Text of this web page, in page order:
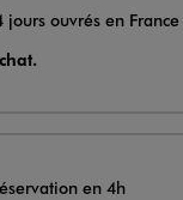
jours ouvrés en France
en 4h